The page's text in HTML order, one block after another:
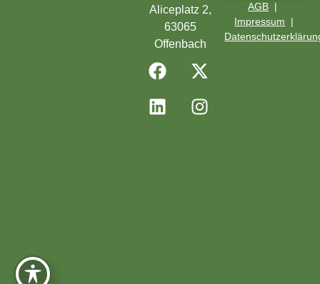
Aliceplatz 2,
63065
Offenbach
AGB |
Impressum |